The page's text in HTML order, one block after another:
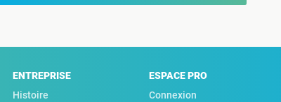
ENTREPRISE
Histoire
ESPACE PRO
Connexion